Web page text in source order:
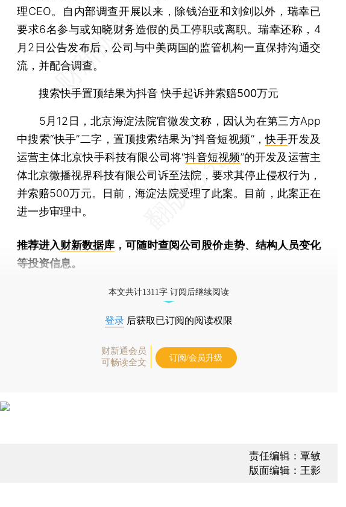
理CEO。自内部调查开展以来，除钱治亚和刘剑以外，瑞幸已
要求6名参与或知晓财务造假的员工停职或离职。瑞幸还称，4
月2日公告发布后，公司与中美两国的监管机构一直保持沟通交
流，并配合调查。
搜索快手置顶结果为抖音 快手起诉并索赔500万元
5月12日，北京海淀法院官微发文称，因认为在第三方App
中搜索“快手”二字，置顶搜索结果为“抖音短视频”，快手开发及
运营主体北京快手科技有限公司将“抖音短视频”的开发及运营主
体北京微播视界科技有限公司诉至法院，要求其停止侵权行为，
并索赔500万元。日前，海淀法院受理了此案。目前，此案正在
进一步审理中。
推荐进入财新数据库 ，可随时查阅公司股价走势、结构人员变化
等投资信息。
本文共计1311字 订阅后继续阅读
登录 后获取已订阅的阅读权限
财新通会员
可畅读全文
订阅/会员升级
责任编辑：覃敏
版面编辑：王影